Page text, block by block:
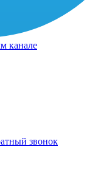
канале
звонок